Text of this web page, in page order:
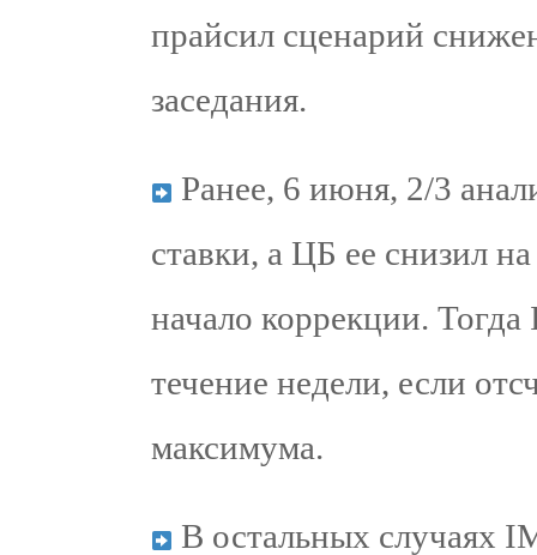
прайсил сценарий
заседания.
Ранее, 6 июня, 2/3
ставки, а ЦБ ее снизил
начало коррекции.
течение недели, если
максимума.
В остальных случаях